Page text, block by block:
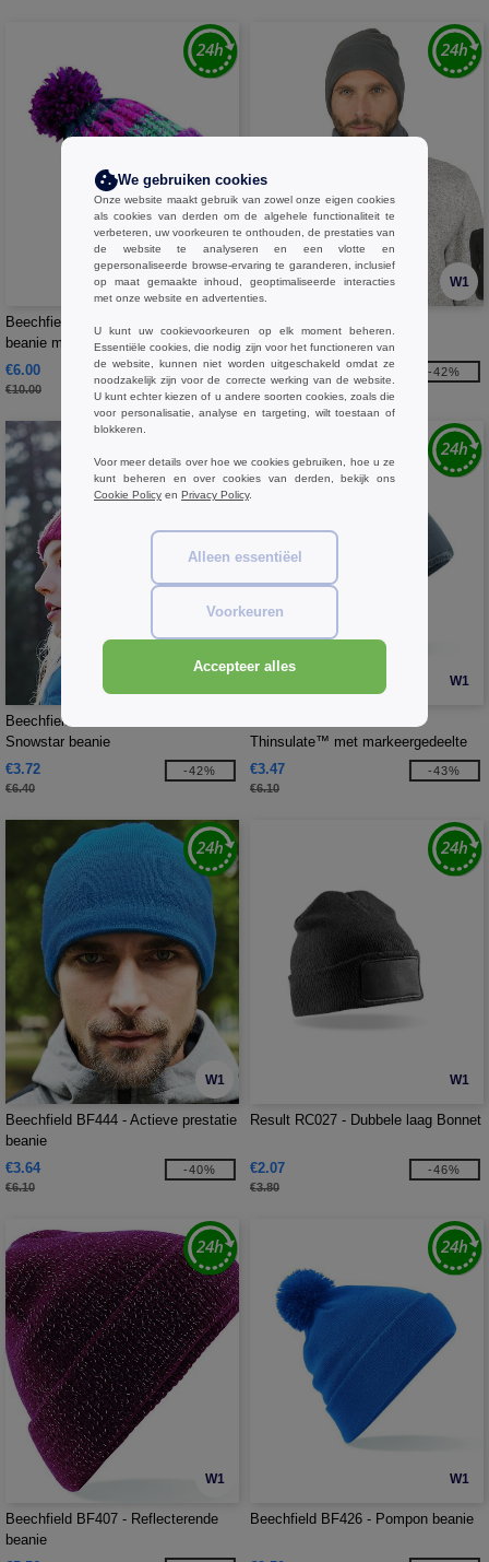
W1
Beechfield BF486 - Corkscrew
beanie met kwastje
€6.00
€10.00
-40%
W1
€2.65 -42%
Beechfield BF456 - Fair Isle
Snowstar beanie
€3.72
€6.40
-42%
W1
Thinsulate™ met markeergedeelte
€3.47
€6.10
-43%
W1
Beechfield BF444 - Actieve prestatie
beanie
€3.64
€6.10
-40%
W1
Result RC027 - Dubbele laag Bonnet
€2.07
€3.80
-46%
W1
Beechfield BF407 - Reflecterende
beanie
W1
Beechfield BF426 - Pompon beanie
We gebruiken cookies
Onze website maakt gebruik van zowel onze eigen cookies
als cookies van derden om de algehele functionaliteit te
verbeteren, uw voorkeuren te onthouden, de prestaties van
de website te analyseren en een vlotte en
gepersonaliseerde browse-ervaring te garanderen, inclusief
op maat gemaakte inhoud, geoptimaliseerde interacties
met onze website en advertenties.
U kunt uw cookievoorkeuren op elk moment beheren.
Essentiële cookies, die nodig zijn voor het functioneren van
de website, kunnen niet worden uitgeschakeld omdat ze
noodzakelijk zijn voor de correcte werking van de website.
U kunt echter kiezen of u andere soorten cookies, zoals die
voor personalisatie, analyse en targeting, wilt toestaan of
blokkeren.
Voor meer details over hoe we cookies gebruiken, hoe u ze
kunt beheren en over cookies van derden, bekijk ons
Cookie Policy en Privacy Policy.
Alleen essentiëel
Voorkeuren
Accepteer alles